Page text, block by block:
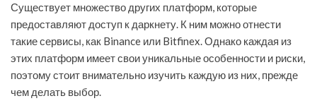
Существует множество других платформ, которые
предоставляют доступ к даркнету. К ним можно отнести
такие сервисы, как Binance или Bitfinex. Однако каждая из
этих платформ имеет свои уникальные особенности и риски,
поэтому стоит внимательно изучить каждую из них, прежде
чем делать выбор.